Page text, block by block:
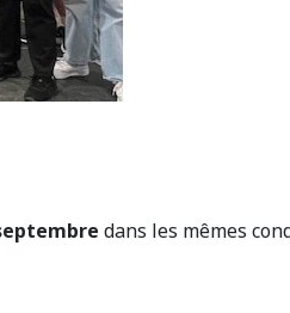
dans les mêmes